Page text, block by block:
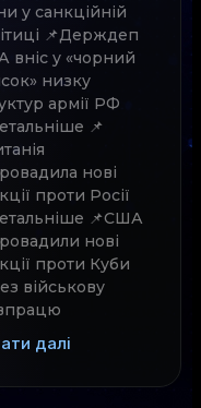
у санкційній
📌Держдеп
вніс у «чорний
низку
армії РФ
📌
нові
проти Росії
📌США
нові
проти Куби
військову
далі